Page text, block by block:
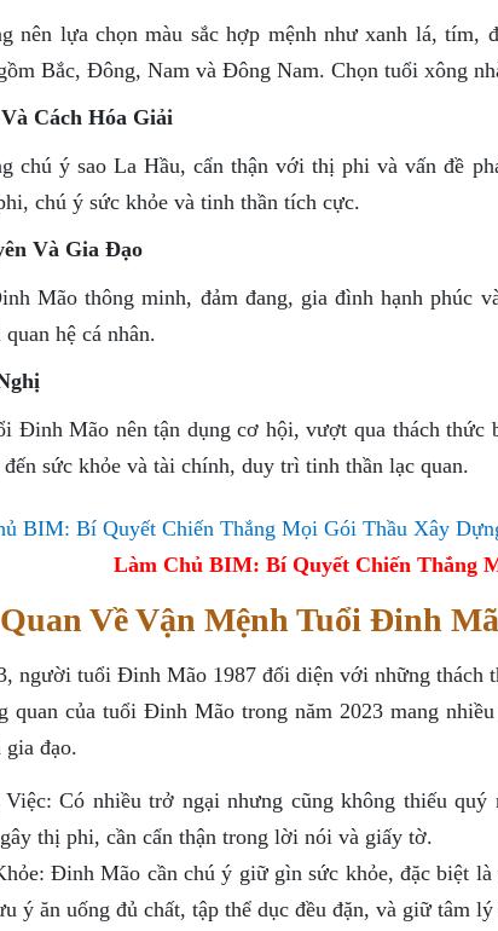
nên lựa chọn màu sắc hợp mệnh như xanh lá, tím,
Bắc, Đông, Nam và Đông Nam. Chọn tuổi xông
Cách Hóa Giải
chú ý sao La Hầu, cẩn thận với thị phi và vấn đề
chú ý sức khỏe và tinh thần tích cực.
Và Gia Đạo
Mão thông minh, đảm đang, gia đình hạnh phúc
hệ cá nhân.
Đinh Mão nên tận dụng cơ hội, vượt qua thách thức
sức khỏe và tài chính, duy trì tinh thần lạc quan.
Làm Chủ BIM: Bí Quyết Chiến Thắng
Về Vận Mệnh Tuổi Đinh
người tuổi Đinh Mão 1987 đối diện với những thách
quan của tuổi Đinh Mão trong năm 2023 mang
gia đạo.
Việc: Có nhiều trở ngại nhưng cũng không thiếu
thị phi, cần cẩn thận trong lời nói và giấy tờ.
Đinh Mão cần chú ý giữ gìn sức khỏe, đặc biệt là
ý ăn uống đủ chất, tập thể dục đều đặn, và giữ tâm